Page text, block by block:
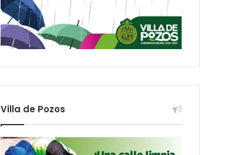
Villa de Pozos